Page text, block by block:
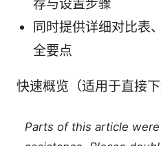
荐与设置步骤
同时提供详细对比表
全要点
快速概览（适用于直接下
Parts of this article